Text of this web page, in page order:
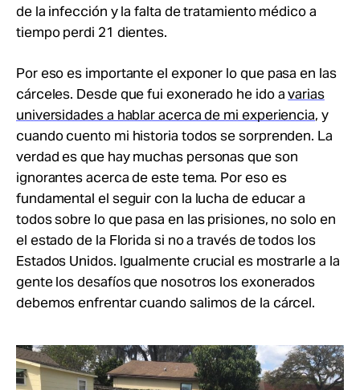
de la infección y la falta de tratamiento médico a
tiempo perdi 21 dientes.
Por eso es importante el exponer lo que pasa en las
cárceles. Desde que fui exonerado he ido avarias
universidades a hablar acerca de mi experiencia, y
cuando cuento mi historia todos se sorprenden. La
verdad es que hay muchas personas que son
ignorantes acerca de este tema. Por eso es
fundamental el seguir con la lucha de educar a
todos sobre lo que pasa en las prisiones, no solo en
el estado de la Florida si no a través de todos los
Estados Unidos. Igualmente crucial es mostrarle a la
gente los desafíos que nosotros los exonerados
debemos enfrentar cuando salimos de la cárcel.